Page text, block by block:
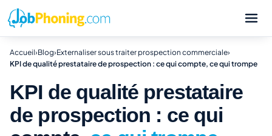
Accueil›Blog›Externaliser sous traiter prospection commerciale›
KPI de qualité prestataire de prospection : ce qui compte, ce qui trompe
KPI de qualité prestataire
de prospection : ce qui